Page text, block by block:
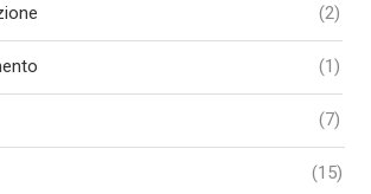
(2)
(1)
(7)
(15)